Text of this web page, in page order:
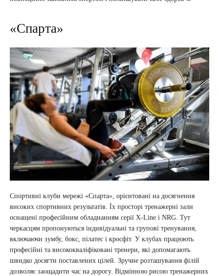
«Спарта»
Спортивні клуби мережі «Спарта», орієнтовані на досягнення
високих спортивних результатів. Їх просторі тренажерні зали
оснащені професійним обладнанням серії X-Line і NRG. Тут
черкасцям пропонуються індивідуальні та групові тренування,
включаючи зумбу, бокс, пілатес і кросфіт. У клубах працюють
професійні та висококваліфіковані тренери, які допомагають
швидко досягти поставлених цілей. Зручне розташування філій
дозволяє заощадити час на дорогу. Відмінною рисою тренажерних